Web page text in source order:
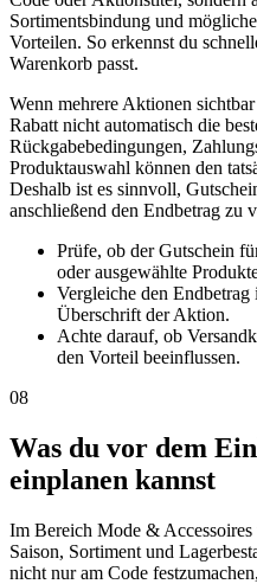
Sortimentsbindung und
Vorteilen. So erkennst du
Warenkorb passt.
Wenn mehrere Aktionen
Rabatt nicht automatisch die
Rückgabebedingungen,
Produktauswahl können den
Deshalb ist es sinnvoll,
anschließend den Endbetrag zu
Prüfe, ob der Gutschein
oder ausgewählte
Vergleiche den
Überschrift der Aktion.
Achte darauf, ob
den Vorteil beeinflussen.
08
Was du vor dem
einplanen kannst
Im Bereich Mode &
Saison, Sortiment und
nicht nur am Code